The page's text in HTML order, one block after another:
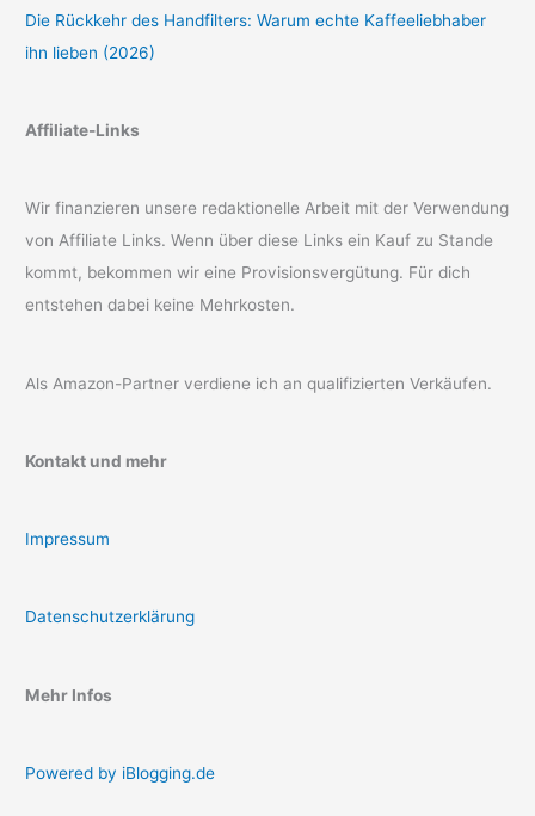
Die Rückkehr des Handfilters: Warum echte Kaffeeliebhaber
ihn lieben (2026)
Affiliate-Links
Wir finanzieren unsere redaktionelle Arbeit mit der Verwendung
von Affiliate Links. Wenn über diese Links ein Kauf zu Stande
kommt, bekommen wir eine Provisionsvergütung. Für dich
entstehen dabei keine Mehrkosten.
Als Amazon-Partner verdiene ich an qualifizierten Verkäufen.
Kontakt und mehr
Impressum
Datenschutzerklärung
Mehr Infos
Powered by iBlogging.de